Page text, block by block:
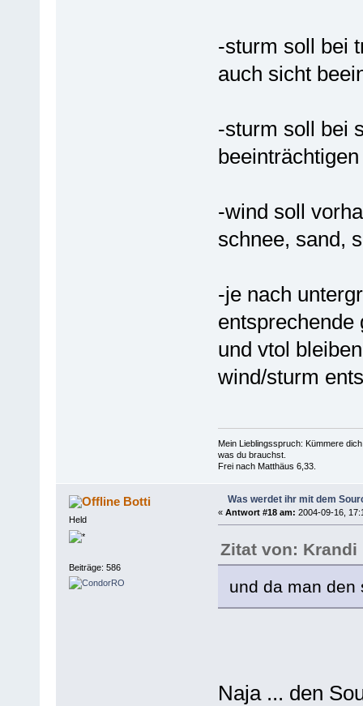
-sturm soll bei
auch sicht
-sturm soll bei
beeinträchtigen
-wind soll
schnee, sand,
-je nach
entsprechende
und vtol
wind/sturm
Mein Lieblingsspruch: Kümmere
was du brauchst.
Frei nach Matthäus 6,33.
Botti
Held
Beiträge: 586
Was werdet ihr mit dem
« Antwort #18 am: 2004-09-16,
Zitat von: Krandi
und da man den
Naja ... den